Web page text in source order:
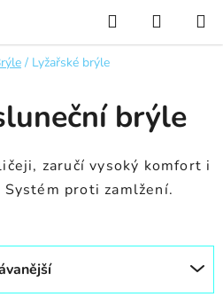
Hledat
KOŠÍK
/ Lyžařské brýle
brýle
zaručí vysoký komfort i
proti zamlžení.